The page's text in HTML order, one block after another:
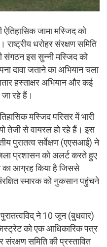
जामा मस्जिद को
धरोहर संरक्षण समिति
संगठन इस सुन्नी मस्जिद को
दावा जताने का अभियान चला
हस्ताक्षर अभियान और कई
रहे हैं।
मस्जिद परिसर में भारी
तेजी से वायरल हो रहे हैं। इस
पुरातत्व सर्वेक्षण (एएसआई) ने
प्रशासन को अलर्ट करते हुए
का आग्रह किया है जिससे
स्मारक को नुकसान पहुंचने
ने 10 जून (बुधवार)
को एक आधिकारिक पत्र
संरक्षण समिति की प्रस्तावित